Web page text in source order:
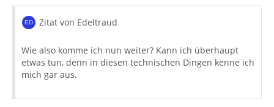
Zitat von Edeltraud
Wie also komme ich nun weiter? Kann ich überhaupt
etwas tun, denn in diesen technischen Dingen kenne ich
mich gar aus.